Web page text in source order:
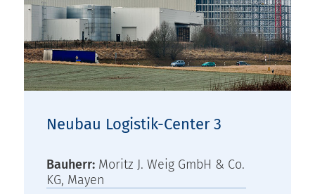
Neubau Logistik-Center 3
Bauherr: Moritz J. Weig GmbH & Co.
KG, Mayen